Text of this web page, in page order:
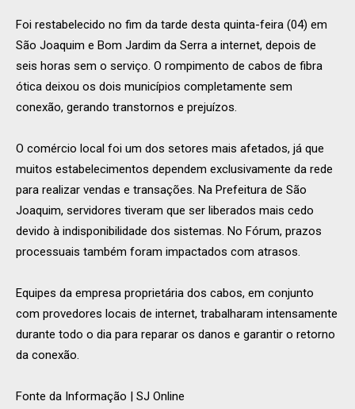
Foi restabelecido no fim da tarde desta quinta-feira (04) em
São Joaquim e Bom Jardim da Serra a internet, depois de
seis horas sem o serviço. O rompimento de cabos de fibra
ótica deixou os dois municípios completamente sem
conexão, gerando transtornos e prejuízos.
O comércio local foi um dos setores mais afetados, já que
muitos estabelecimentos dependem exclusivamente da rede
para realizar vendas e transações. Na Prefeitura de São
Joaquim, servidores tiveram que ser liberados mais cedo
devido à indisponibilidade dos sistemas. No Fórum, prazos
processuais também foram impactados com atrasos.
Equipes da empresa proprietária dos cabos, em conjunto
com provedores locais de internet, trabalharam intensamente
durante todo o dia para reparar os danos e garantir o retorno
da conexão.
Fonte da Informação | SJ Online